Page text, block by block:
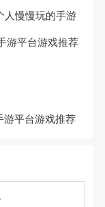
人慢慢玩的手游
游平台游戏推荐